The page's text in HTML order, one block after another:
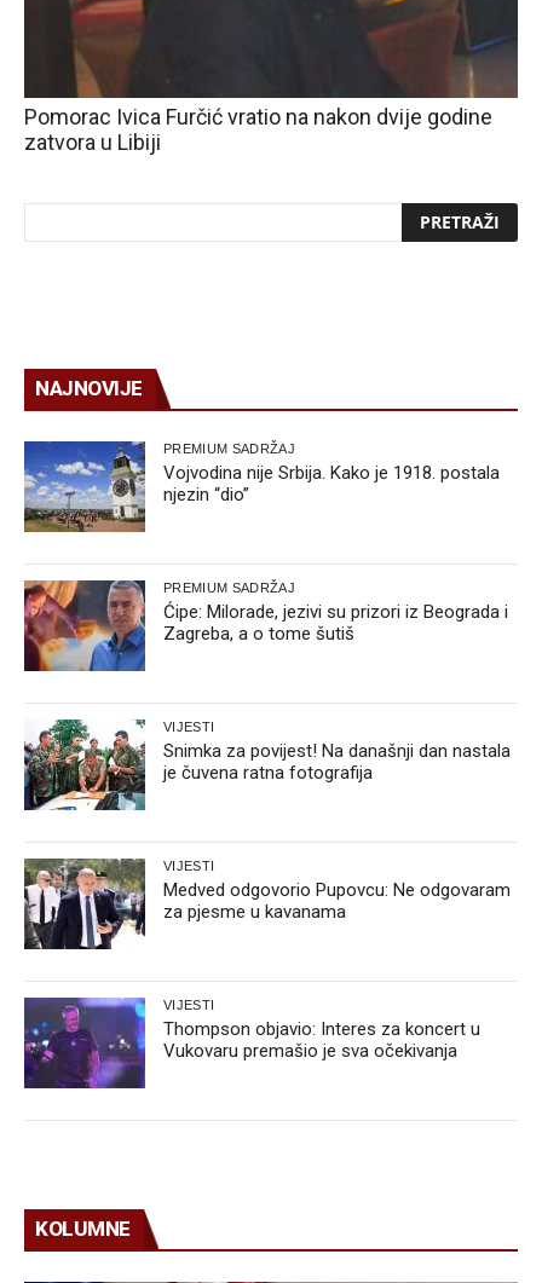
Pomorac Ivica Furčić vratio na nakon dvije godine
zatvora u Libiji
NAJNOVIJE
PREMIUM SADRŽAJ
Vojvodina nije Srbija. Kako je 1918. postala
njezin “dio”
PREMIUM SADRŽAJ
Ćipe: Milorade, jezivi su prizori iz Beograda i
Zagreba, a o tome šutiš
VIJESTI
Snimka za povijest! Na današnji dan nastala
je čuvena ratna fotografija
VIJESTI
Medved odgovorio Pupovcu: Ne odgovaram
za pjesme u kavanama
VIJESTI
Thompson objavio: Interes za koncert u
Vukovaru premašio je sva očekivanja
KOLUMNE